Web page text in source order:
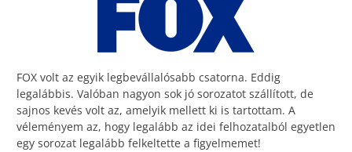
FOX volt az egyik legbevállalósabb csatorna. Eddig
legalábbis. Valóban nagyon sok jó sorozatot szállított, de
sajnos kevés volt az, amelyik mellett ki is tartottam. A
véleményem az, hogy legalább az idei felhozatalból egyetlen
egy sorozat legalább felkeltette a figyelmemet!